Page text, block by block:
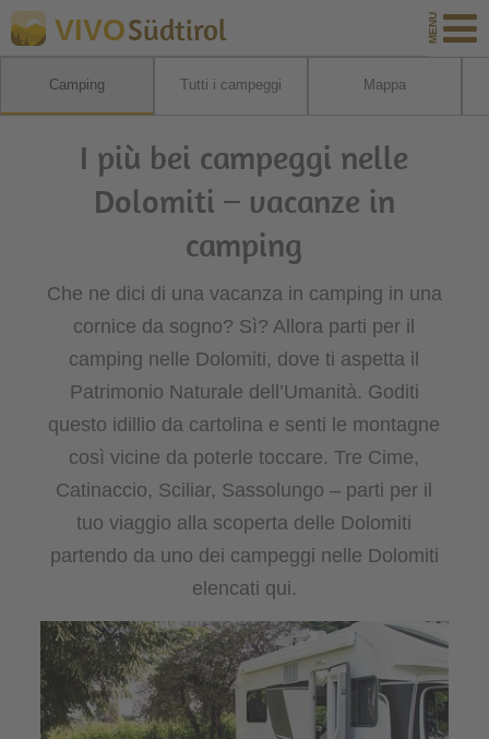
VIVOSüdtirol
I più bei campeggi nelle
Dolomiti – vacanze in
camping
Che ne dici di una vacanza in camping in una
cornice da sogno? Sì? Allora parti per il
camping nelle Dolomiti, dove ti aspetta il
Patrimonio Naturale dell’Umanità. Goditi
questo idillio da cartolina e senti le montagne
così vicine da poterle toccare. Tre Cime,
Catinaccio, Sciliar, Sassolungo – parti per il
tuo viaggio alla scoperta delle Dolomiti
partendo da uno dei campeggi nelle Dolomiti
elencati qui.
Camping Tutti i campeggi Mappa